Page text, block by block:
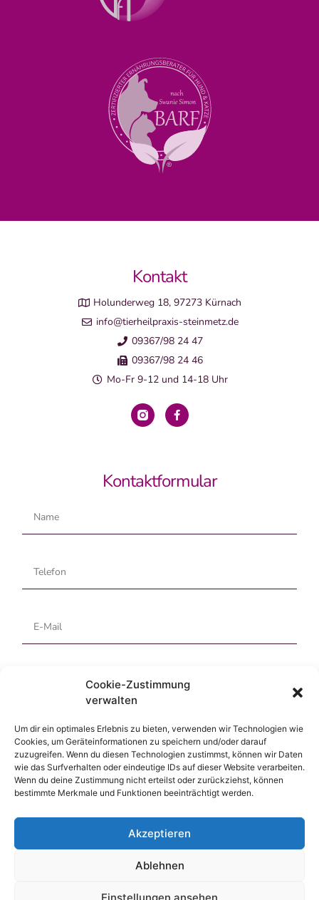
Cookie-Zustimmung
verwalten
Um dir ein optimales Erlebnis zu bieten, verwenden wir Technologien wie
Cookies, um Geräteinformationen zu speichern und/oder darauf
zuzugreifen. Wenn du diesen Technologien zustimmst, können wir Daten
wie das Surfverhalten oder eindeutige IDs auf dieser Website verarbeiten.
Wenn du deine Zustimmung nicht erteilst oder zurückziehst, können
bestimmte Merkmale und Funktionen beeinträchtigt werden.
Akzeptieren
Ablehnen
Einstellungen ansehen
Kontakt
Holunderweg 18, 97273 Kürnach
info@tierheilpraxis-steinmetz.de
09367/98 24 47
09367/98 24 46
Mo-Fr 9-12 und 14-18 Uhr
Kontaktformular
Ich habe dieDatenschutz­erklärunggelesen und aktzeptiert
ABSCHICKEN ⟶